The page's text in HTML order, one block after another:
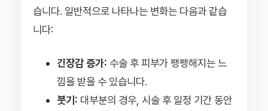
습니다. 일반적으로 나타나는 변화는 다음과 같습
니다:
긴장감 증가: 수술 후 피부가 팽팽해지는 느
낌을 받을 수 있습니다.
붓기: 대부분의 경우, 시술 후 일정 기간 동안